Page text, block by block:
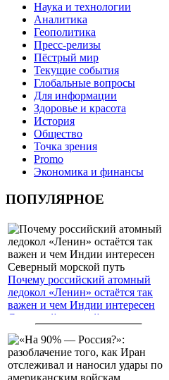
Наука и технологии
Аналитика
Геополитика
Пресс-релизы
Пёстрый мир
Текущие события
Глобальные вопросы
Для информации
Здоровье и красота
История
Общество
Точка зрения
Promo
Экономика и финансы
ПОПУЛЯРНОЕ
Почему российский атомный
ледокол «Ленин» остаётся так
важен и чем Индии интересен
Северный морской путь